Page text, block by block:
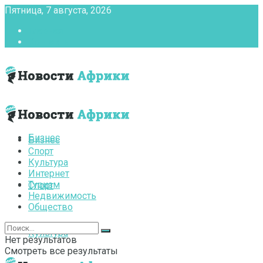
Пятница, 7 августа, 2026
Бизнес
Спорт
Культура
Бизнес
Спорт
Культура
Интернет
Туризм
Недвижимость
Общество
Нет результатов
Смотреть все результаты